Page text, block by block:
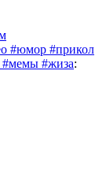
#юмор #прикол
#мемы #жиза: